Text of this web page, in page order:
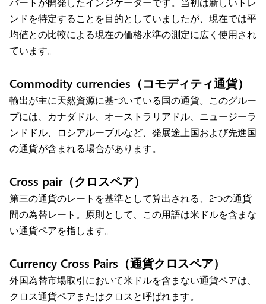
ンドを特定することを目的としていましたが、現在では平
均値との比較による現在の価格水準の測定に広く使用され
ています。
Commodity currencies（コモディティ通貨）
輸出が主に天然資源に基づいている国の通貨。このグルー
プには、カナダドル、オーストラリアドル、ニュージーラ
ンドドル、ロシアルーブルなど、発展途上国および先進国
の通貨が含まれる場合があります。
Cross pair（クロスペア）
第三の通貨のレートを基準として算出される、2つの通貨
間の為替レート。原則として、この用語は米ドルを含まな
い通貨ペアを指します。
Currency Cross Pairs（通貨クロスペア）
外国為替市場取引において米ドルを含まない通貨ペアは、
クロス通貨ペアまたはクロスと呼ばれます。